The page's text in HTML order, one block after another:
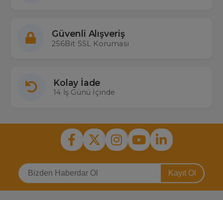
Güvenli Alışveriş
256Bit SSL Koruması
Kolay İade
14 İş Günü İçinde
Kayıt Ol